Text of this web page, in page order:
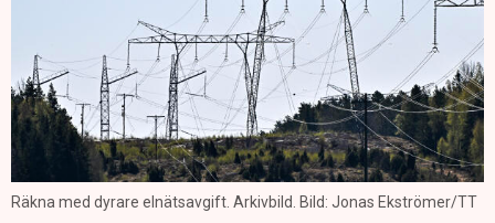
Räkna med dyrare elnätsavgift. Arkivbild. Bild: Jonas Ekströmer/TT